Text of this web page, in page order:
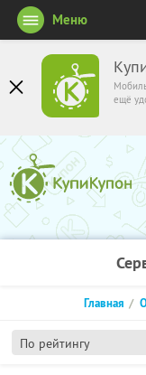
ещё
Меню
По рейтингу
Главная